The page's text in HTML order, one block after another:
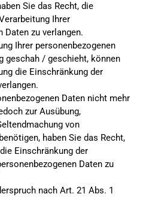
Sie das Recht, die
Ihrer
Daten zu verlangen.
Ihrer personenbezogenen
geschah / geschieht, können
die Einschränkung der
Daten nicht mehr
zur Ausübung,
von
haben Sie das Recht,
Einschränkung der
Daten zu
nach Art. 21 Abs. 1